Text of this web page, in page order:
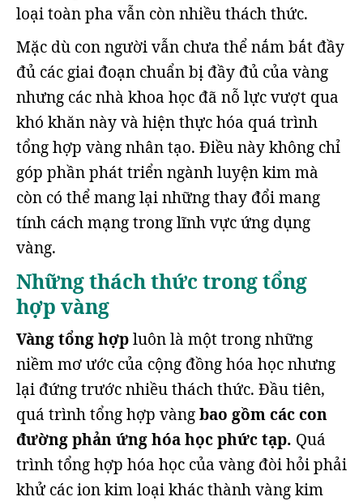
loại toàn pha vẫn còn nhiều thách thức.
Mặc dù con người vẫn chưa thể nắm bắt đầy
đủ các giai đoạn chuẩn bị đầy đủ của vàng
nhưng các nhà khoa học đã nỗ lực vượt qua
khó khăn này và hiện thực hóa quá trình
tổng hợp vàng nhân tạo. Điều này không chỉ
góp phần phát triển ngành luyện kim mà
còn có thể mang lại những thay đổi mang
tính cách mạng trong lĩnh vực ứng dụng
vàng.
Những thách thức trong tổng
hợp vàng
Vàng tổng hợpluôn là một trong những
niềm mơ ước của cộng đồng hóa học nhưng
lại đứng trước nhiều thách thức. Đầu tiên,
quá trình tổng hợp vàngbao gồm các con
đường phản ứng hóa học phức tạp. Quá
trình tổng hợp hóa học của vàng đòi hỏi phải
khử các ion kim loại khác thành vàng kim